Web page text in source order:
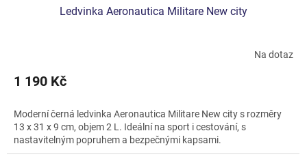
Ledvinka Aeronautica Militare New city
Na dotaz
1 190 Kč
Moderní černá ledvinka Aeronautica Militare New city s rozměry
13 x 31 x 9 cm, objem 2 L. Ideální na sport i cestování, s
nastavitelným popruhem a bezpečnými kapsami.